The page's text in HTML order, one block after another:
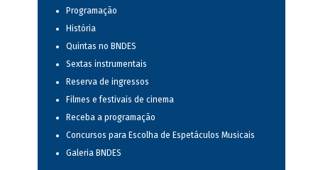
Programação
História
Quintas no BNDES
Sextas instrumentais
Reserva de ingressos
Filmes e festivais de cinema
Receba a programação
Concursos para Escolha de Espetáculos Musicais
Galeria BNDES